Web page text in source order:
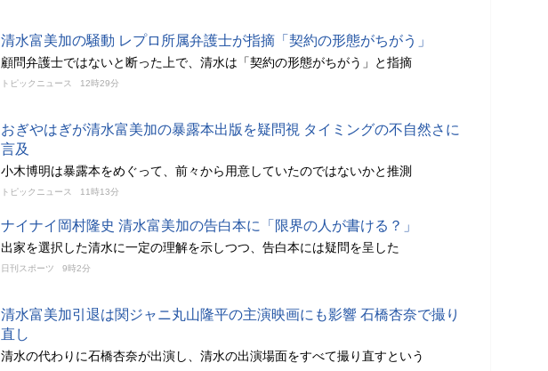
清水富美加の騒動 レプロ所属弁護士が指摘「契約の形態がちがう」
顧問弁護士ではないと断った上で、清水は「契約の形態がちがう」と指摘
トピックニュース 12時29分
おぎやはぎが清水富美加の暴露本出版を疑問視 タイミングの不自然さに
言及
小木博明は暴露本をめぐって、前々から用意していたのではないかと推測
トピックニュース 11時13分
ナイナイ岡村隆史 清水富美加の告白本に「限界の人が書ける？」
出家を選択した清水に一定の理解を示しつつ、告白本には疑問を呈した
日刊スポーツ 9時2分
清水富美加引退は関ジャニ丸山隆平の主演映画にも影響 石橋杏奈で撮り
直し
清水の代わりに石橋杏奈が出演し、清水の出演場面をすべて撮り直すという